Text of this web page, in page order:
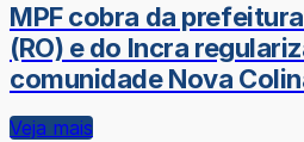
MPF cobra da
(RO) e do Incra
comunidade Nova
Veja mais